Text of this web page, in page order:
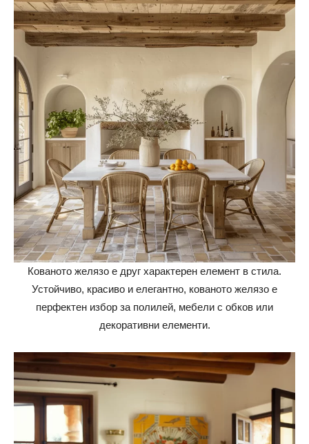
Кованото желязо е друг характерен елемент в стила.
Устойчиво, красиво и елегантно, кованото желязо е
перфектен избор за полилей, мебели с обков или
декоративни елементи.